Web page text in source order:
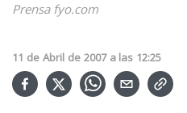
Prensa fyo.com
11 de Abril de 2007 a las 12:25